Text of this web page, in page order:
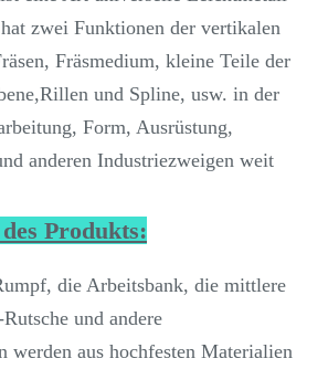
zwei Funktionen der vertikalen
Fräsmedium, kleine Teile der
und Spline, usw. in der
Form, Ausrüstung,
anderen Industriezweigen weit
Produkts:
die Arbeitsbank, die mittlere
und andere
werden aus hochfesten Materialien